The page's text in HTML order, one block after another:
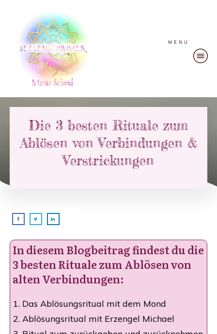
MENU
Die 3 besten Rituale zum
Ablösen von Verbindungen &
Verstrickungen
In diesem Blogbeitrag findest du die
3 besten Rituale zum Ablösen von
alten Verbindungen:
​Das Ablösungsritual mit dem Mond
Ablösungsritual mit Erzengel Michael